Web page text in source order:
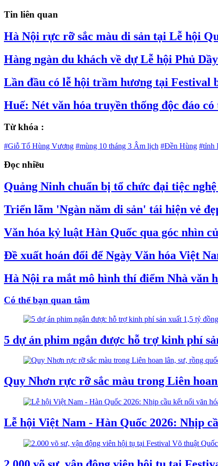
Tin liên quan
Hà Nội rực rỡ sắc màu di sản tại Lễ hội
Hàng ngàn du khách về dự Lễ hội Phủ
Lần đầu có lễ hội trầm hương tại Festival
Huế: Nét văn hóa truyền thống độc đáo
Từ khóa :
#Giỗ Tổ Hùng Vương #mùng 10 tháng 3 Âm lịch #Đền Hùng #tỉnh
Đọc nhiều
Quảng Ninh chuẩn bị tổ chức đại tiệc
Triển lãm 'Ngàn năm di sản' tái hiện vẻ
Văn hóa kỷ luật Hàn Quốc qua góc nhìn
Đề xuất hoán đổi để Ngày Văn hóa Việt
Hà Nội ra mắt mô hình thí điểm Nhà văn
Có thể bạn quan tâm
5 dự án phim ngắn được hỗ trợ kinh phí
Quy Nhơn rực rỡ sắc màu trong Liên
Lễ hội Việt Nam - Hàn Quốc 2026: Nhịp